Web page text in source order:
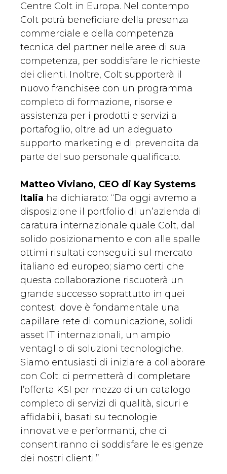
Centre Colt in Europa. Nel contempo
Colt potrà beneficiare della presenza
commerciale e della competenza
tecnica del partner nelle aree di sua
competenza, per soddisfare le richieste
dei clienti. Inoltre, Colt supporterà il
nuovo franchisee con un programma
completo di formazione, risorse e
assistenza per i prodotti e servizi a
portafoglio, oltre ad un adeguato
supporto marketing e di prevendita da
parte del suo personale qualificato.
Matteo Viviano, CEO di Kay Systems
Italia ha dichiarato: “Da oggi avremo a
disposizione il portfolio di un’azienda di
caratura internazionale quale Colt, dal
solido posizionamento e con alle spalle
ottimi risultati conseguiti sul mercato
italiano ed europeo; siamo certi che
questa collaborazione riscuoterà un
grande successo soprattutto in quei
contesti dove è fondamentale una
capillare rete di comunicazione, solidi
asset IT internazionali, un ampio
ventaglio di soluzioni tecnologiche.
Siamo entusiasti di iniziare a collaborare
con Colt: ci permetterà di completare
l’offerta KSI per mezzo di un catalogo
completo di servizi di qualità, sicuri e
affidabili, basati su tecnologie
innovative e performanti, che ci
consentiranno di soddisfare le esigenze
dei nostri clienti.”